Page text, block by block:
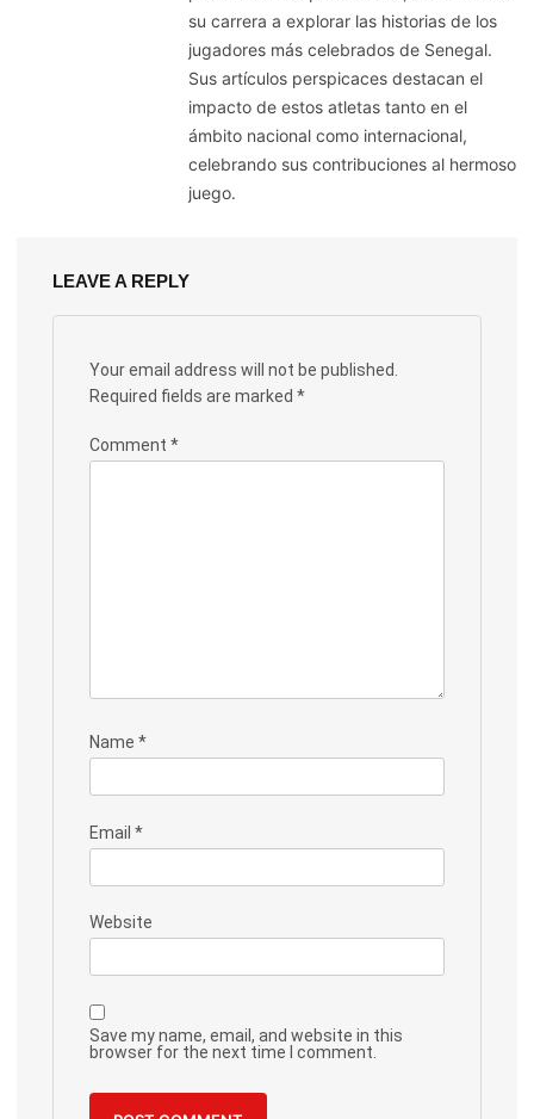
su carrera a explorar las historias de los
jugadores más celebrados de Senegal.
Sus artículos perspicaces destacan el
impacto de estos atletas tanto en el
ámbito nacional como internacional,
celebrando sus contribuciones al hermoso
juego.
LEAVE A REPLY
Your email address will not be published.
Required fields are marked *
Comment *
Name *
Email *
Website
Save my name, email, and website in this
browser for the next time I comment.